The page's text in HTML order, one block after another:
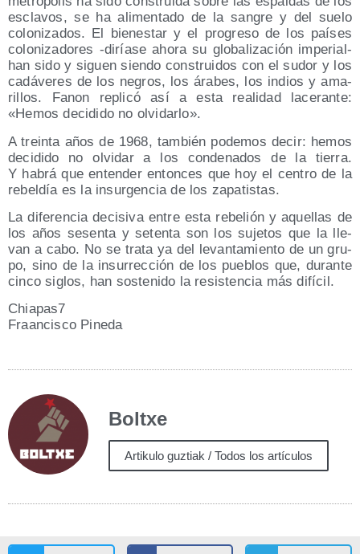
escla­vos, se ha ali­men­ta­do de la san­gre y del sue­lo
colo­ni­za­dos. El bien­es­tar y el pro­gre­so de los paí­ses
colo­ni­za­do­res ‑diría­se aho­ra su glo­ba­li­za­ción impe­rial-
han sido y siguen sien­do cons­trui­dos con el sudor y los
cadá­ve­res de los negros, los ára­bes, los indios y ama­
ri­llos. Fanon repli­có así a esta reali­dad lace­ran­te:
«Hemos deci­di­do no olvidarlo».
A trein­ta años de 1968, tam­bién pode­mos decir: hemos
deci­di­do no olvi­dar a los con­de­na­dos de la tie­rra.
Y habrá que enten­der enton­ces que hoy el cen­tro de la
rebel­día es la insur­gen­cia de los zapatistas.
La dife­ren­cia deci­si­va entre esta rebe­lión y aque­llas de
los años sesen­ta y seten­ta son los suje­tos que la lle­
van a cabo. No se tra­ta ya del levan­ta­mien­to de un gru­
po, sino de la insu­rrec­ción de los pue­blos que, duran­te
cin­co siglos, han sos­te­ni­do la resis­ten­cia más difícil.
Chiapas7
Fraan­cis­co Pineda
Boltxe
Artikulo guztiak / Todos los artículos